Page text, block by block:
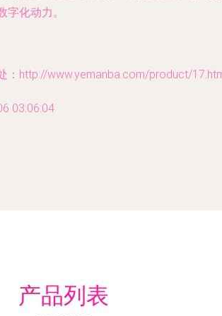
化动力。
：http://www.yemanba.com/product/
03:06:04
产品列表